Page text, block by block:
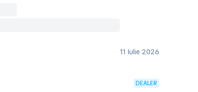
11 Iulie 2026
DEALER